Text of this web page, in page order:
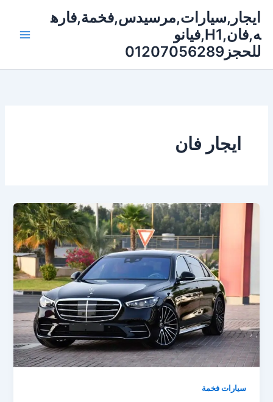
المحتوى
ايجار,سيارات,مرسيدس,فخمة,فاره
ه,فان,H1,فيانو
للحجز01207056289
ايجار فان
سيارات فخمة